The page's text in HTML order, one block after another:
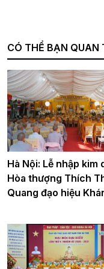
CÓ THỂ BẠN QUAN
Hà Nội: Lễ nhập kim
Hòa thượng Thích
Quang đạo hiệu